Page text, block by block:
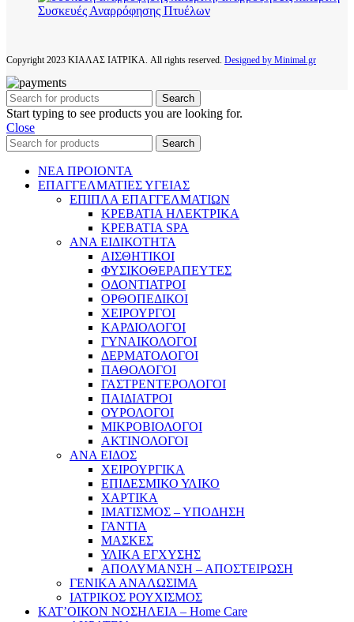
Συσκευές Αναρρόφησης Πτυέλων
Copyright2023 ΚΙΑΛΑΣ ΙΑΤΡΙΚΑ. All rights reserved. Designed by Minimal.gr
Search
Start typing to see products you are looking for.
Close
Search
ΝΕΑ ΠΡΟΙΟΝΤΑ
ΕΠΑΓΓΕΛΜΑΤΙΕΣ ΥΓΕΙΑΣ
ΕΠΙΠΛΑ ΕΠΑΓΓΕΛΜΑΤΙΩΝ
ΚΡΕΒΑΤΙΑ ΗΛΕΚΤΡΙΚΑ
ΚΡΕΒΑΤΙΑ SPA
ΑΝΑ ΕΙΔΙΚΟΤΗΤΑ
ΑΙΣΘΗΤΙΚΟΙ
ΦΥΣΙΚΟΘΕΡΑΠΕΥΤΕΣ
ΟΔΟΝΤΙΑΤΡΟΙ
ΟΡΘΟΠΕΔΙΚΟΙ
ΧΕΙΡΟΥΡΓΟΙ
ΚΑΡΔΙΟΛΟΓΟΙ
ΓΥΝΑΙΚΟΛΟΓΟΙ
ΔΕΡΜΑΤΟΛΟΓΟΙ
ΠΑΘΟΛΟΓΟΙ
ΓΑΣΤΡΕΝΤΕΡΟΛΟΓΟΙ
ΠΑΙΔΙΑΤΡΟΙ
ΟΥΡΟΛΟΓΟΙ
ΜΙΚΡΟΒΙΟΛΟΓΟΙ
ΑΚΤΙΝΟΛΟΓΟΙ
ΑΝΑ ΕΙΔΟΣ
ΧΕΙΡΟΥΡΓΙΚΑ
ΕΠΙΔΕΣΜΙΚΟ ΥΛΙΚΟ
ΧΑΡΤΙΚΑ
ΙΜΑΤΙΣΜΟΣ – ΥΠΟΔΗΣΗ
ΓΑΝΤΙΑ
ΜΑΣΚΕΣ
ΥΛΙΚΑ ΕΓΧΥΣΗΣ
ΑΠΟΛΥΜΑΝΣΗ – ΑΠΟΣΤΕΙΡΩΣΗ
ΓΕΝΙΚΑ ΑΝΑΛΩΣΙΜΑ
ΙΑΤΡΙΚΟΣ ΡΟΥΧΙΣΜΟΣ
ΚΑΤ’ΟΙΚΟΝ ΝΟΣΗΛΕΙΑ – Home Care